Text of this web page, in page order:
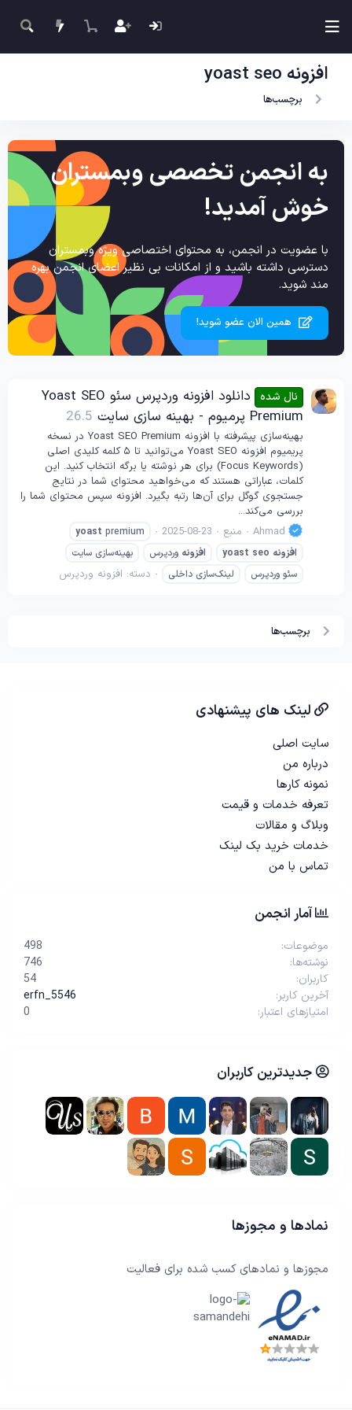
افزونه yoast seo
برچسب‌ها
به انجمن تخصصی وبمستران
خوش آمدید!
با عضویت در انجمن، به محتوای اختصاصی ویژه وبمستران
دسترسی داشته باشید و از امکانات بی نظیر اعضای انجمن بهره
مند شوید.
همین الان عضو شوید!
نال شده
دانلود افزونه وردپرس سئو Yoast SEO
Premium پرمیوم - بهینه سازی سایت
26.5
بهینه‌سازی پیشرفته با افزونه Yoast SEO Premium در نسخه
پریمیوم افزونه Yoast SEO می‌توانید تا ۵ کلمه کلیدی اصلی
(Focus Keywords) برای هر نوشته یا برگه انتخاب کنید. این
کلمات، عباراتی هستند که می‌خواهید محتوای شما در نتایج
جستجوی گوگل برای آن‌ها رتبه بگیرد. افزونه سپس محتوای شما را
بررسی می‌کند...
Ahmad
منبع 2025-08-23
yoast premium
افزونه
yoast seo افزونه وردپرس
بهینه‌سازی سایت
سئو وردپرس
لینک‌سازی داخلی دسته: افزونه وردپرس
برچسب‌ها
لینک های پیشنهادی
سایت اصلی
درباره من
نمونه کارها
تعرفه خدمات و قیمت
وبلاگ و مقالات
خدمات خرید بک لینک
تماس با من
آمار انجمن
موضوعات
498
نوشته‌ها
746
کاربران
54
آخرین کاربر
erfn_5546
امتیازهای اعتبار
0
جدیدترین کاربران
نمادها و مجوزها
مجوزها و نمادهای کسب شده برای فعالیت